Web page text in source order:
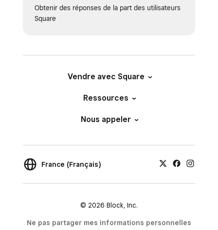
Obtenir des réponses de la part des utilisateurs
Square
Vendre avec Square
Ressources
Nous appeler
France (Français)
© 2026 Block, Inc.
Ne pas partager mes informations personnelles